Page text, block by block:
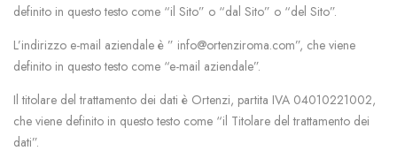
definito in questo testo come “il Sito” o “dal Sito” o “del Sito”.
L’indirizzo e-mail aziendale è ” info@ortenziroma.com”, che viene
definito in questo testo come “e-mail aziendale”.
Il titolare del trattamento dei dati è Ortenzi, partita IVA 04010221002,
che viene definito in questo testo come “il Titolare del trattamento dei
dati”.